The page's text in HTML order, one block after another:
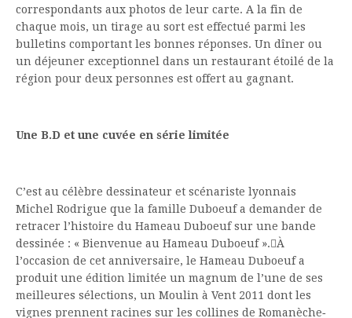
correspondants aux photos de leur carte. A la fin de
chaque mois, un tirage au sort est effectué parmi les
bulletins comportant les bonnes réponses. Un dîner ou
un déjeuner exceptionnel dans un restaurant étoilé de la
région pour deux personnes est offert au gagnant.
Une B.D et une cuvée en série limitée
C’est au célèbre dessinateur et scénariste lyonnais
Michel Rodrigue que la famille Duboeuf a demander de
retracer l’histoire du Hameau Duboeuf sur une bande
dessinée : « Bienvenue au Hameau Duboeuf ».À
l’occasion de cet anniversaire, le Hameau Duboeuf a
produit une édition limitée un magnum de l’une de ses
meilleures sélections, un Moulin à Vent 2011 dont les
vignes prennent racines sur les collines de Romanèche‐